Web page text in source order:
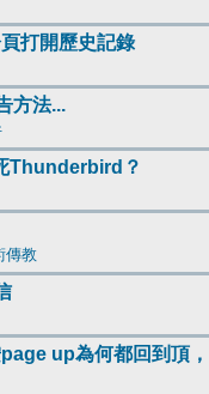
打開歷史記錄
方法...
Thunderbird？
傳教
up為何都回到頂，